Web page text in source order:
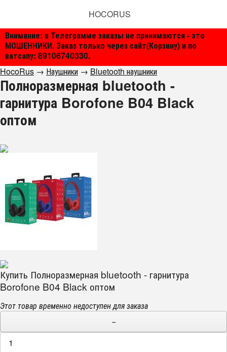
Внимание: в Телеграмме заказы не принимаются - это
МОШЕННИКИ. Заказ только через сайт(Корзину) и по
ватсапу: 89106740330.
HOCORUS
HocoRus → Наушники → Bluetooth наушники
Полноразмерная bluetooth -
гарнитура Borofone B04 Black
оптом
Купить Полноразмерная bluetooth - гарнитура
Borofone B04 Black оптом
Этот товар временно недоступен для заказа
−